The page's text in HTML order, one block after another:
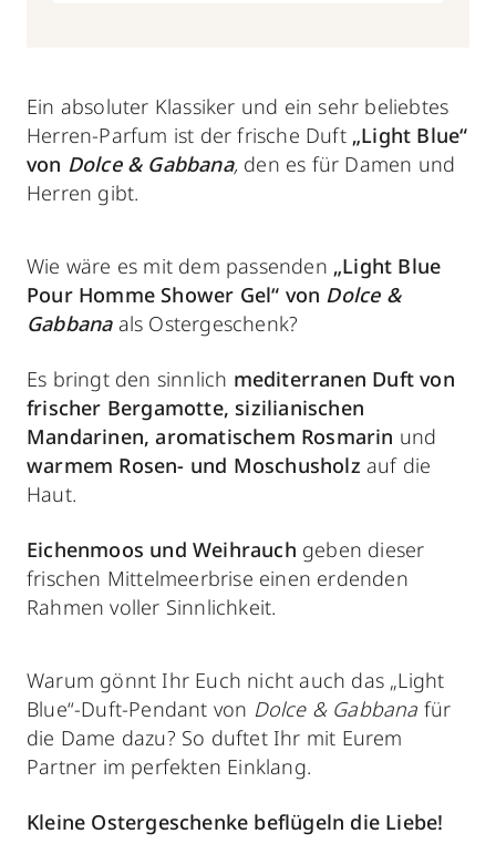
Ein absoluter Klassiker und ein sehr beliebtes
Herren-Parfum ist der frische Duft „Light Blue“
von Dolce & Gabbana, den es für Damen und
Herren gibt.
Wie wäre es mit dem passenden „Light Blue
Pour Homme Shower Gel“ von Dolce &
Gabbanaals Ostergeschenk?
Es bringt den sinnlich mediterranen Duft von
frischer Bergamotte, sizilianischen
Mandarinen, aromatischem Rosmarin und
warmem Rosen- und Moschusholz auf die
Haut.
Eichenmoos und Weihrauch geben dieser
frischen Mittelmeerbrise einen erdenden
Rahmen voller Sinnlichkeit.
Warum gönnt Ihr Euch nicht auch das „Light
Blue“-Duft-Pendant von Dolce & Gabbana für
die Dame dazu? So duftet Ihr mit Eurem
Partner im perfekten Einklang.
Kleine Ostergeschenke beflügeln die Liebe!